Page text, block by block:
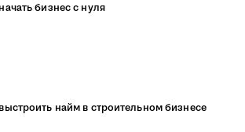
бизнес с нуля
найм в строительном бизнесе